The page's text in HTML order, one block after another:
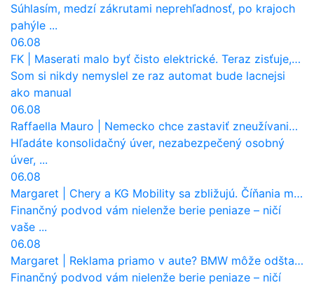
Súhlasím, medzí zákrutami neprehľadnosť, po krajoch
pahýle ...
06.08
FK
Maserati malo byť čisto elektrické. Teraz zisťuje, že potrebuje nový osemvalcový motor
Som si nikdy nemyslel ze raz automat bude lacnejsi
ako manual
06.08
Raffaella Mauro
Nemecko chce zastaviť zneužívanie dotácií na elektromobily. Pritvrdí pravidlá
Hľadáte konsolidačný úver, nezabezpečený osobný
úver, ...
06.08
Margaret
Chery a KG Mobility sa zbližujú. Číňania môžu získať 10 % bývalého SsangYongu
Finančný podvod vám nielenže berie peniaze – ničí
vaše ...
06.08
Margaret
Reklama priamo v aute? BMW môže odštartovať nový trend
Finančný podvod vám nielenže berie peniaze – ničí